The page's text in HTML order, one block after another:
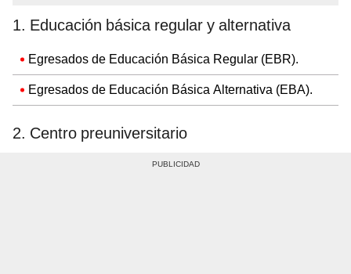
1. Educación básica regular y alternativa
Egresados de Educación Básica Regular (EBR).
Egresados de Educación Básica Alternativa (EBA).
2. Centro preuniversitario